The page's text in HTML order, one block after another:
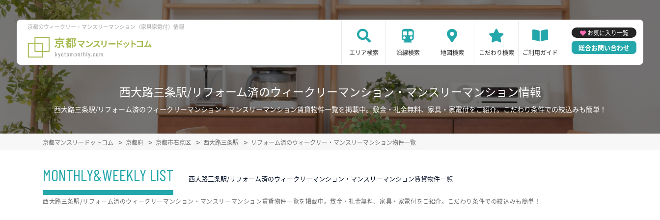
京都のウィークリー・マンスリーマンション（家具家電付）情報
エリア検索 沿線検索 地図検索 こだわり検索 ご利用ガイド
お気に入り一覧
総合お問い合わせ
西大路三条駅/リフォーム済のウィークリーマンション・マンスリーマンション情報
西大路三条駅/リフォーム済のウィークリーマンション・マンスリーマンション賃貸物件一覧を掲載中。敷金・礼金無料、家具・家電付をご紹介。こだわり条件での絞込みも簡単！
京都マンスリードットコム 京都府 京都市右京区 西大路三条駅 リフォーム済のウィークリー・マンスリーマンション物件一覧
MONTHLY&WEEKLY LIST 西大路三条駅/リフォーム済のウィークリーマンション・マンスリーマンション賃貸物件一覧
西大路三条駅/リフォーム済のウィークリーマンション・マンスリーマンション賃貸物件一覧を掲載中。敷金・礼金無料、家具・家電付をご紹介。こだわり条件での絞込みも簡単！